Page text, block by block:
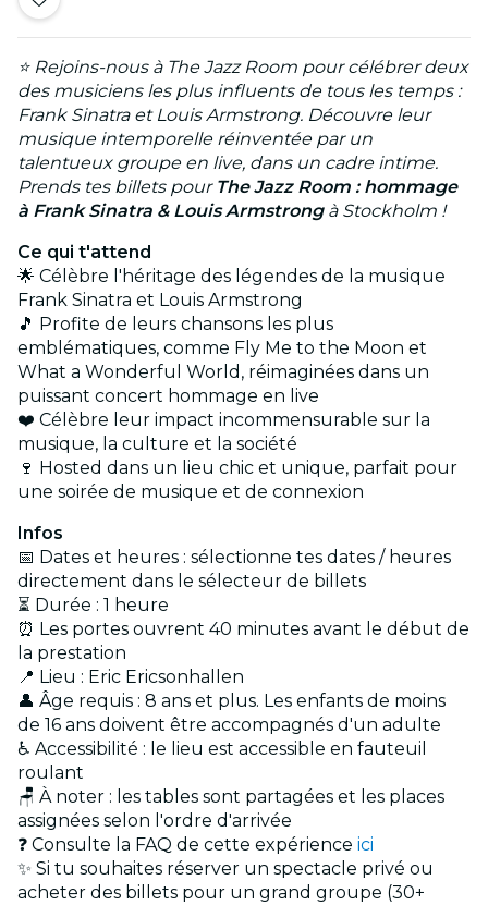
⭐ Rejoins-nous à The Jazz Room pour célébrer deux
des musiciens les plus influents de tous les temps :
Frank Sinatra et Louis Armstrong. Découvre leur
musique intemporelle réinventée par un
talentueux groupe en live, dans un cadre intime.
Prends tes billets pour The Jazz Room : hommage
à Frank Sinatra & Louis Armstrongà Stockholm !
Ce qui t'attend
🌟 Célèbre l'héritage des légendes de la musique
Frank Sinatra et Louis Armstrong
🎵 Profite de leurs chansons les plus
emblématiques, comme Fly Me to the Moon et
What a Wonderful World, réimaginées dans un
puissant concert hommage en live
❤️ Célèbre leur impact incommensurable sur la
musique, la culture et la société
🍷 Hosted dans un lieu chic et unique, parfait pour
une soirée de musique et de connexion
Infos
📅 Dates et heures : sélectionne tes dates / heures
directement dans le sélecteur de billets
⏳ Durée : 1 heure
⏰ Les portes ouvrent 40 minutes avant le début de
la prestation
📍 Lieu : Eric Ericsonhallen
👤 Âge requis : 8 ans et plus. Les enfants de moins
de 16 ans doivent être accompagnés d'un adulte
♿ Accessibilité : le lieu est accessible en fauteuil
roulant
🪑 À noter : les tables sont partagées et les places
assignées selon l'ordre d'arrivée
❓ Consulte la FAQ de cette expérience ici
✨ Si tu souhaites réserver un spectacle privé ou
acheter des billets pour un grand groupe (30+